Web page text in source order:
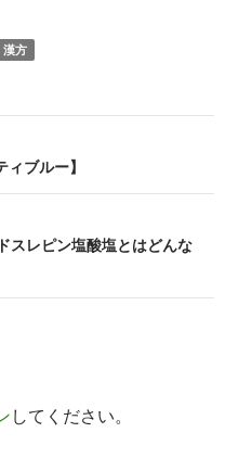
漢方
ブルー】
スレピン塩酸塩とはどんな
してください。